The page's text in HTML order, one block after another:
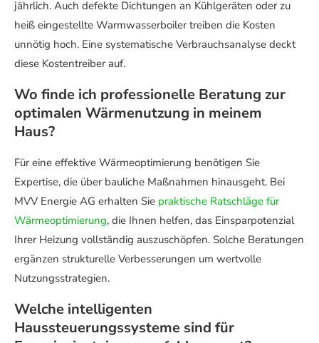
jährlich. Auch defekte Dichtungen an Kühlgeräten oder zu
heiß eingestellte Warmwasserboiler treiben die Kosten
unnötig hoch. Eine systematische Verbrauchsanalyse deckt
diese Kostentreiber auf.
Wo finde ich professionelle Beratung zur
optimalen Wärmenutzung in meinem
Haus?
Für eine effektive Wärmeoptimierung benötigen Sie
Expertise, die über bauliche Maßnahmen hinausgeht. Bei
MVV Energie AG erhalten Sie praktische Ratschläge für
Wärmeoptimierung, die Ihnen helfen, das Einsparpotenzial
Ihrer Heizung vollständig auszuschöpfen. Solche Beratungen
ergänzen strukturelle Verbesserungen um wertvolle
Nutzungsstrategien.
Welche intelligenten
Haussteuerungssysteme sind für